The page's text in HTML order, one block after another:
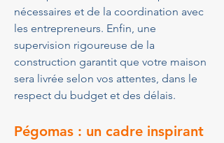
nécessaires et de la coordination avec
les entrepreneurs. Enfin, une
supervision rigoureuse de la
construction garantit que votre maison
sera livrée selon vos attentes, dans le
respect du budget et des délais.
Pégomas : un cadre inspirant